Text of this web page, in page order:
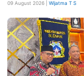
09 August 2026 | Wijatma T S